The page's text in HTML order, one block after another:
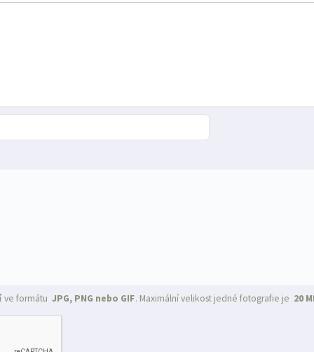
ve formátu JPG, PNG nebo GIF. Maximální velikost jedné fotografie je 20